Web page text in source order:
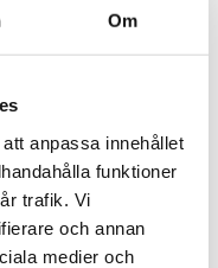
Om
anpassa innehållet
funktioner
trafik. Vi
och annan
medier och
för specifikation.